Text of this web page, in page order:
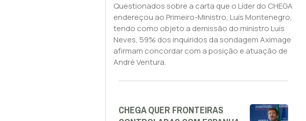
Questionados sobre a carta que o Líder do CHEGA
endereçou ao Primeiro-Ministro, Luís Montenegro,
tendo como objeto a demissão do ministro Luís
Neves, 59% dos inquiridos da sondagem Aximage
afirmam concordar com a posição e atuação de
André Ventura.
CHEGA QUER FRONTEIRAS